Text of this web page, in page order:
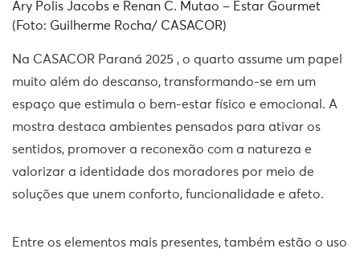
Ary Polis Jacobs e Renan C. Mutao – Estar Gourmet
(Foto: Guilherme Rocha/ CASACOR)
Na CASACOR Paraná 2025 , o quarto assume um papel
muito além do descanso, transformando-se em um
espaço que estimula o bem-estar físico e emocional. A
mostra destaca ambientes pensados para ativar os
sentidos, promover a reconexão com a natureza e
valorizar a identidade dos moradores por meio de
soluções que unem conforto, funcionalidade e afeto.
Entre os elementos mais presentes, também estão o uso